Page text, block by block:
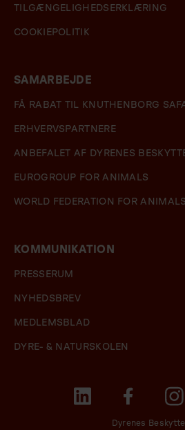
TILGÆNGELIGHEDSERKLÆRING
COOKIEPOLITIK
SAMARBEJDE
FÅ RABAT TIL KNUTHENBORG
ERHVERVSPARTNERE
ANBEFALET AF DYRENES
EUROGROUP FOR ANIMALS
WORLD FEDERATION FOR ANIMALS
KOMMUNIKATION
PRESSERUM
NYHEDSBREV
MEDLEMSBLAD
DYRE- & NATURSKOLEN
Dyrenes